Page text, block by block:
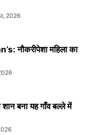
2026
नौकरीपेशा महिला का
बना यह गाँव बल्ले में